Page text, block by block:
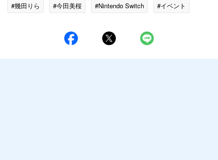
#幾田りら
#今田美桜 #Nintendo Switch
#イベント